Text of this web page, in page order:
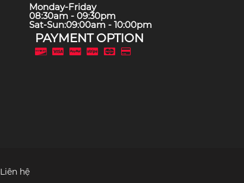
Monday-Friday
08:30am - 09:30pm
Sat-Sun:09:00am - 10:00pm
PAYMENT OPTION
Liên hệ